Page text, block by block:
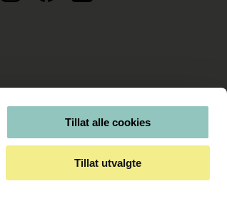
Tillat alle cookies
Tillat utvalgte